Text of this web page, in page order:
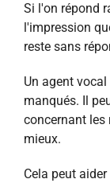
Si l'on répond
l'impression
reste sans
Un agent
manqués. Il
concernant les
mieux.
Cela peut